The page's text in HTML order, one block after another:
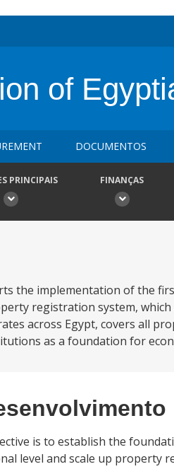
of
DOCUMENTOS
PRINCIPAIS FINANÇAS
the implementation of the
registration system,
across Egypt, covers all
as a foundation for
is to establish the
level and scale up property